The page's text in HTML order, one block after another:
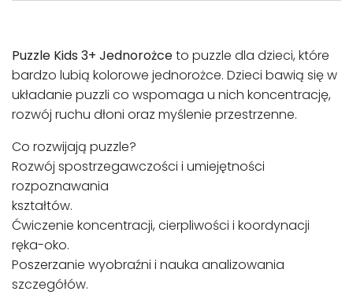
Puzzle Kids 3+ Jednorożceto puzzle dla dzieci, które
bardzo lubią kolorowe jednorożce. Dzieci bawią się w
układanie puzzli co wspomaga u nich koncentrację,
rozwój ruchu dłoni oraz myślenie przestrzenne.
Co rozwijają puzzle?
Rozwój spostrzegawczości i umiejętności
rozpoznawania
kształtów.
Ćwiczenie koncentracji, cierpliwości i koordynacji
ręka-oko.
Poszerzanie wyobraźni i nauka analizowania
szczegółów.